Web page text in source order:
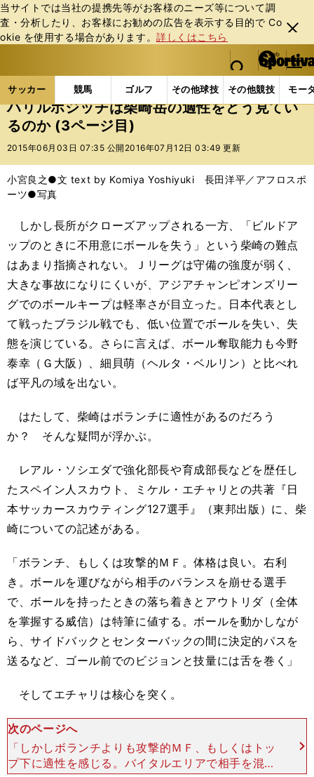
当サイトでは当社の提携先等がお客様のニーズ等について調
査・分析したり、お客様にお勧めの広告を表⽰する⽬的で Co
okie を使⽤する場合があります。詳しくはこちら
閉じ
る
web Sportiva (webスポルティーバ)
検索
マイペ
ー
ジ
メニュ
サッカー 競馬 ゴルフ その他球技 その他競技 モー
ス
ポ
ル
バ
サッカーの記事一覧 サッカー代表 日本代表 ハ
ハリルホジッチは柴崎岳の適性をどう見てい
るのか (3ページ目)
2015年06月03日 07:35 公開 2016年07月12日 03:49 更新
小宮良之●文 text by Komiya Yoshiyuki 長田洋平／アフロスポ
ーツ●写真
しかし長所がクローズアップされる一方、「ビルドア
ップのときに不用意にボールを失う」という柴崎の難点
はあまり指摘されない。Ｊリーグは守備の強度が弱く、
大きな事故になりにくいが、アジアチャンピオンズリー
グでのボールキープは軽率さが目立った。日本代表とし
て戦ったブラジル戦でも、低い位置でボールを失い、失
態を演じている。さらに言えば、ボール奪取能力も今野
泰幸（Ｇ大阪）、細貝萌（ヘルタ・ベルリン）と比べれ
ば平凡の域を出ない。
はたして、柴崎はボランチに適性があるのだろう
か？ そんな疑問が浮かぶ。
レアル・ソシエダで強化部長や育成部長などを歴任し
たスペイン人スカウト、ミケル・エチャリとの共著『日
本サッカースカウティング127選手』（東邦出版）に、柴
崎についての記述がある。
「ボランチ、もしくは攻撃的ＭＦ。体格は良い。右利
き。ボールを運びながら相手のバランスを崩せる選手
で、ボールを持ったときの落ち着きとアウトリダ（全体
を掌握する威信）は特筆に値する。ボールを動かしなが
ら、サイドバックとセンターバックの間に決定的パスを
送るなど、ゴール前でのビジョンと技量には舌を巻く」
そしてエチャリは核心を突く。
次のページへ
「しかしボランチよりも攻撃的ＭＦ、もしくはトッ
プ下に適性を感じる。バイタルエリアで相手を混乱